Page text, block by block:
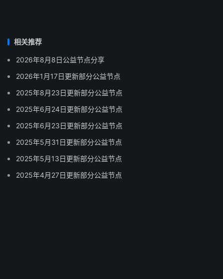
相关推荐
2026年8月8日公益节点分享
2026年1月17日更新部分公益节点
2025年8月23日更新部分公益节点
2025年6月24日更新部分公益节点
2025年6月23日更新部分公益节点
2025年5月31日更新部分公益节点
2025年5月13日更新部分公益节点
2025年4月27日更新部分公益节点